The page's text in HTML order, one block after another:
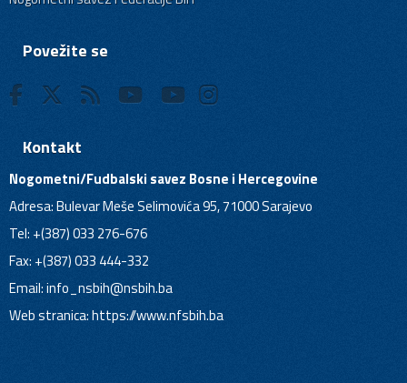
Povežite se
Kontakt
Nogometni/Fudbalski savez Bosne i Hercegovine
Adresa: Bulevar Meše Selimovića 95, 71000 Sarajevo
Tel: +(387) 033 276-676
Fax: +(387) 033 444-332
Email:info_nsbih@nsbih.ba
Web stranica: https://www.nfsbih.ba